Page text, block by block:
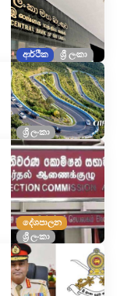
ආර්ථික ශ්‍රී ලංකා
ශ්‍රී ලංකා
දේශපාලන
ශ්‍රී ලංකා